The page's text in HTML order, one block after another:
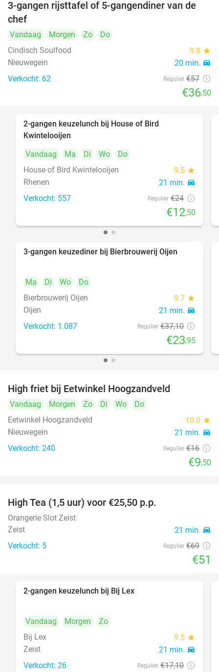
36%
3-gangen rijsttafel of 5-gangendiner van de
chef
Vandaag Morgen Zo
Do
Cindisch Soulfood
9.8 star
Nieuwegein 20 min. directions_car
Verkocht: 62 Regulier €57
€36,50
2-gangen keuzelunch bij House of Bird
Kwintelooijen
Vandaag
Ma Di Wo
Do
House of Bird Kwintelooijen
9.5 star
Rhenen 21 min. directions_car
Verkocht: 557 Regulier €24
€12,50
3-gangen keuzediner bij Bierbrouwerij Oijen
Ma Di Wo
Do
Bierbrouwerij Oijen
9.7 star
Oijen 21 min. directions_car
Verkocht: 1.087 Regulier €37,10
€23,95
High friet bij Eetwinkel Hoogzandveld
Vandaag Morgen Zo Di Wo
Do
Eetwinkel Hoogzandveld
10.0 star
Nieuwegein 21 min. directions_car
Verkocht: 240 Regulier €16
€9,50
High Tea (1,5 uur) voor €25,50 p.p.
Orangerie Slot Zeist
Zeist
21 min. directions_car
Verkocht: 5 Regulier €69
€51
2-gangen keuzelunch bij Bij Lex
Vandaag Morgen
Zo
Bij Lex
9.5 star
Zeist 21 min. directions_car
Verkocht: 26 Regulier €17,10